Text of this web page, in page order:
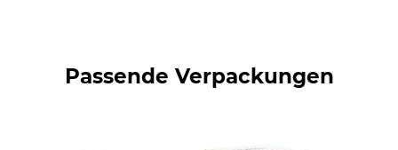
Passende Verpackungen